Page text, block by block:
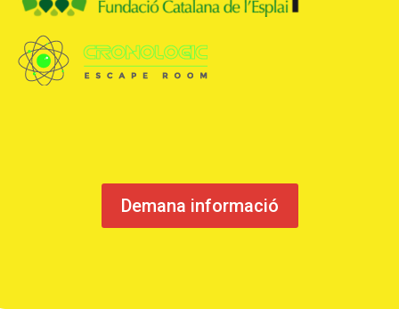
Demana informació
Missió i valors
Els comptes clars
Memòria d'activitats